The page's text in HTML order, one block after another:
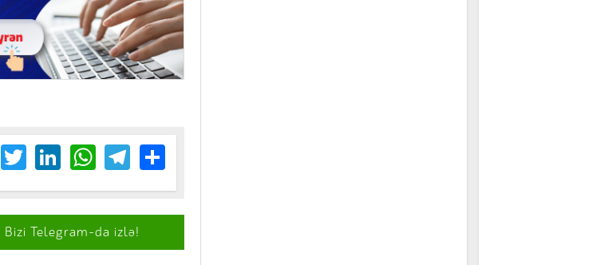
Facebook
TwitterLinkedIn
WhatsApp
Telegram
Share
Bizi Telegram-da izlə!